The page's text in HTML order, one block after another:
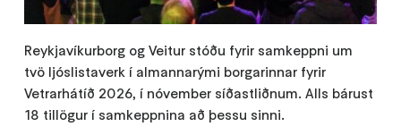
Reykjavíkurborg og Veitur stóðu fyrir samkeppni um
tvö ljóslistaverk í almannarými borgarinnar fyrir
Vetrarhátíð 2026, í nóvember síðastliðnum. Alls bárust
18 tillögur í samkeppnina að þessu sinni.